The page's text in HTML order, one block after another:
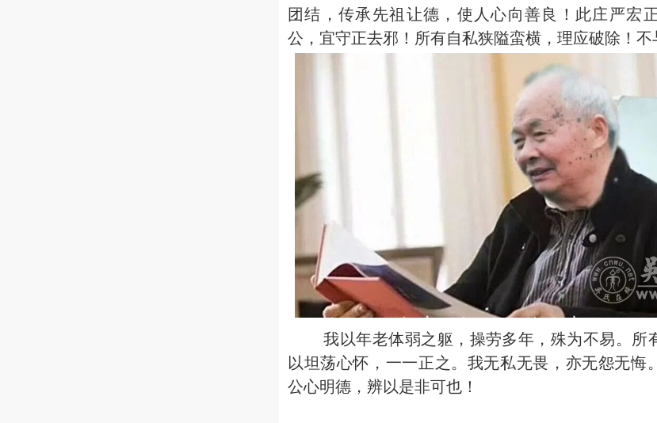
团结，传承先祖让德，使人心向善良！此庄严宏
公，宜守正去邪！所有自私狭隘蛮横，理应破除！不
我以年老体弱之躯，操劳多年，殊为不易。所
以坦荡心怀，一一正之。我无私无畏，亦无怨无悔
公心明德，辨以是非可也！